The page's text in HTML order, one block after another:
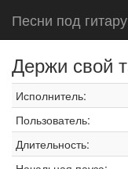
Песни под гитару
Держи свой
Исполнитель:
Пользователь:
Длительность: